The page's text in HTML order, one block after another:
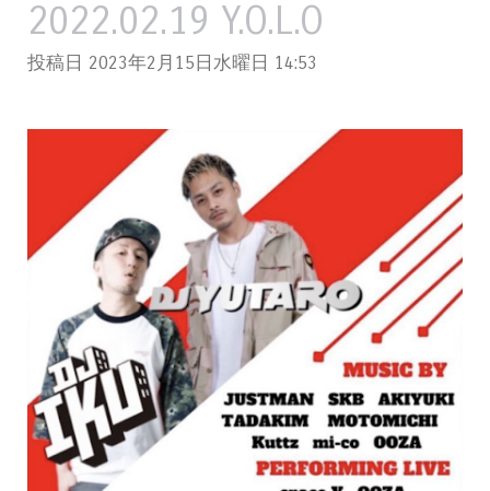
2022.02.19 Y.O.L.O
投稿日 2023年2月15日水曜日 14:53